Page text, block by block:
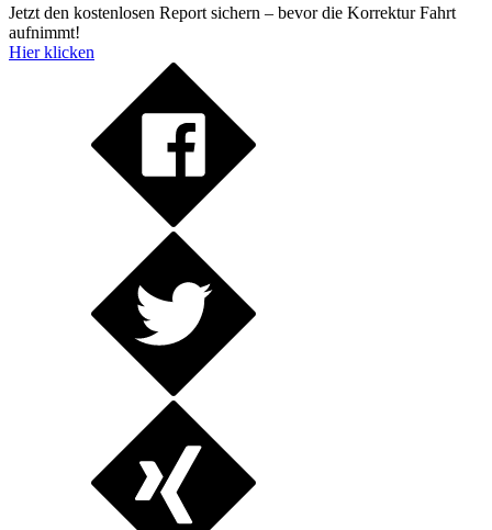
Jetzt den kostenlosen Report sichern – bevor die Korrektur Fahrt
aufnimmt!
Hier klicken